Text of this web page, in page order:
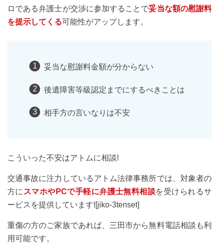
ロである弁護士が交渉に参加することで妥当な額の慰謝料
を提示してくる可能性がアップします。
妥当な慰謝料金額が分からない
後遺障害等級認定までにするべきことは
相手方の言いなりは不安
こういった不安はアトムに相談!
交通事故に注力しているアトム法律事務所では、対象者の
方に スマホやPCで手軽に弁護士無料相談を受けられるサ
ービスを提供しています![jiko-3tenset]
重傷の方のご家族であれば、三田市から無料電話相談も利
用可能です。